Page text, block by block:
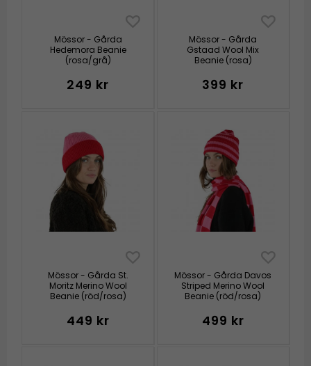
Mössor - Gårda
Hedemora Beanie
(rosa/grå)
249 kr
Mössor - Gårda
Gstaad Wool Mix
Beanie (rosa)
399 kr
Mössor - Gårda St.
Moritz Merino Wool
Beanie (röd/rosa)
449 kr
Mössor - Gårda Davos
Striped Merino Wool
Beanie (röd/rosa)
499 kr